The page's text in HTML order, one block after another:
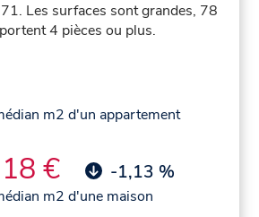
Les surfaces sont grandes, 78
4 pièces ou plus.
m2 d'un appartement
€ -1,13 %
m2 d'une maison